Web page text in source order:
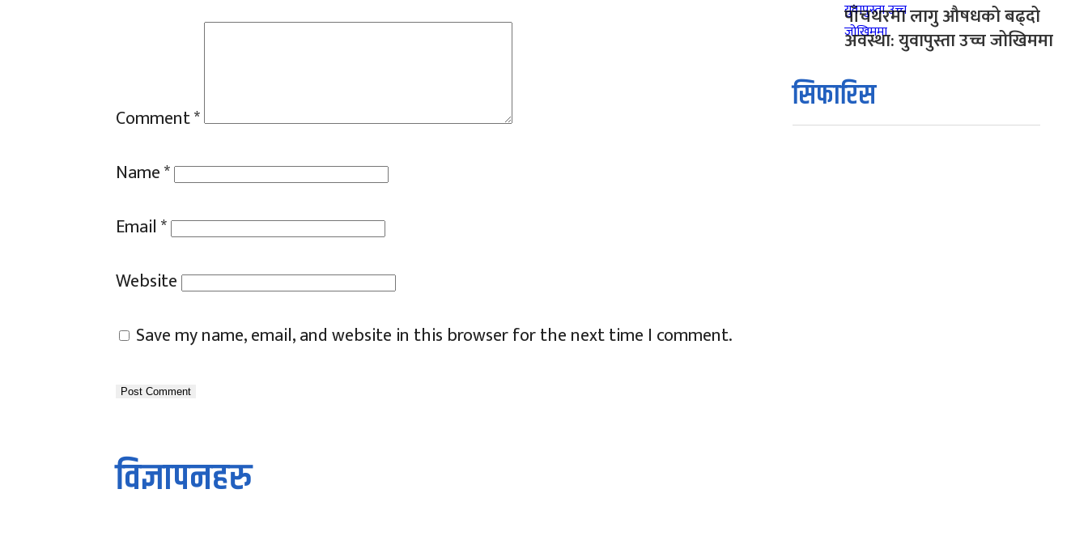
Comment*
Name*
Email*
Website
Save my name, email, and website in this browser for the next time I comment.
विज्ञापनहरु
पाँचथरमा लागु औषधको बढ्दो
अवस्था: युवापुस्ता उच्च जोखिममा
सिफारिस